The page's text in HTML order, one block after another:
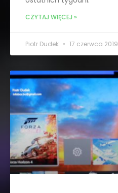
CZYTAJ WIĘCEJ »
Piotr Dudek 17 czerwca 2019